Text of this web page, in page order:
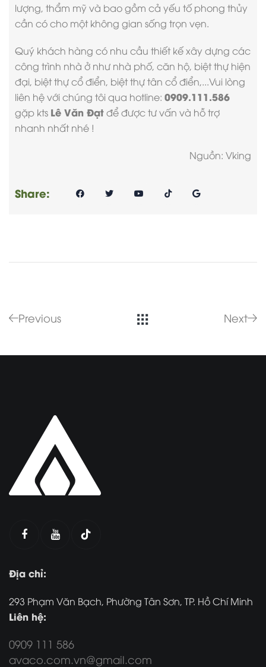
lượng, thẩm mỹ và bao gồm cả yếu tố phong thủy
cần có cho một không gian sống trọn vẹn.
Quý khách hàng có nhu cầu thiết kế xây dựng các
công trình nhà ở như nhà phố, căn hộ, biệt thự hiện
đại, biệt thự cổ điển, biệt thự tân cổ điển,...Vui lòng
liên hệ với chúng tôi qua hotline: 0909.111.586
gặp kts Lê Văn Đạtđể được tư vấn và hỗ trợ
nhanh nhất nhé !
Nguồn: Vking
Share:
Previous Next
Địa chỉ:
293 Phạm Văn Bạch, Phường Tân Sơn, TP. Hồ Chí Minh
Liên hệ:
0909 111 586
avaco.com.vn@gmail.com